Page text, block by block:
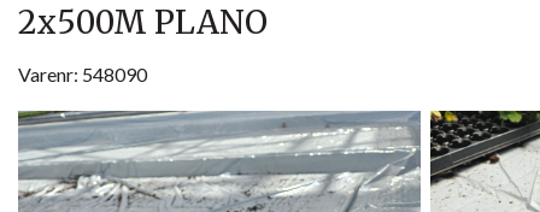
2x500M PLANO
Varenr: 548090